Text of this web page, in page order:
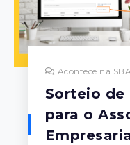
Acontece na
Sorteio de
para o